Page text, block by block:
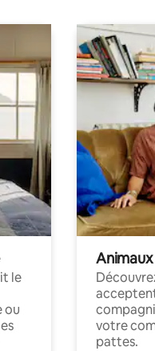
le
ou
votre
pattes.